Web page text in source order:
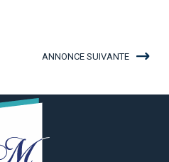
ANNONCE SUIVANTE